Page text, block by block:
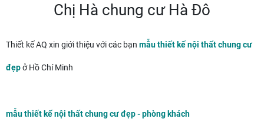
Chị Hà chung cư Hà Đô
Thiết kế AQ xin giới thiệu với các bạn mẫu thiết kế nội thất chung cư
đẹpở Hồ Chí Minh
mẫu thiết kế nội thất chung cư đẹp - phòng khách